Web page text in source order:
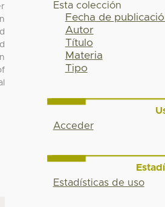
Esta colección
Fecha de
Autor
Título
Materia
Tipo
Acceder
Estadísticas de uso